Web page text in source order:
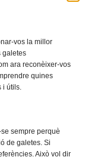
vos la millor
galetes
ara reconèixer-vos
quines
i útils.
sempre perquè
de galetes. Si
Això vol dir